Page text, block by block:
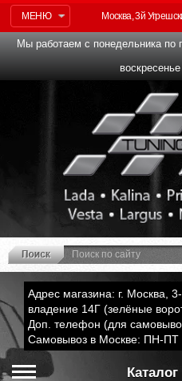
МЕНЮ Москва, 3й
Мы работаем с понедельника по
Адрес магазина: г. Москва,
владение 14Г (зелёные
Доп. телефон (для
Самовывоз в Москве: ПН-ПТ